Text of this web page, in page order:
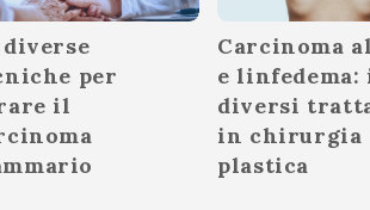
diverse
per
il
Carcinoma
e linfedema:
diversi
in chirurgia
plastica